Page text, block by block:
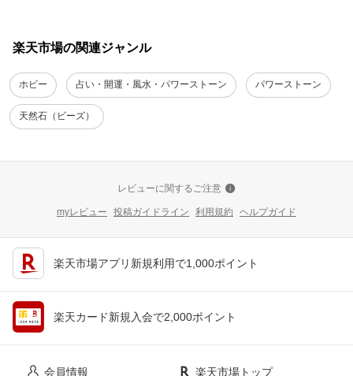
楽天市場の関連ジャンル
ホビー 占い・開運・風水・パワーストーン パワーストーン
天然石（ビーズ）
レビューに関するご注意
myレビュー 投稿ガイドライン 利用規約 ヘルプガイド
楽天市場アプリ新規利用で1,000ポイント
楽天カード新規入会で2,000ポイント
会員情報 楽天市場トップ